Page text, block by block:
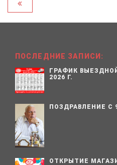
ПОСЛЕДНИЕ ЗАПИСИ:
ГРАФИК
2026 Г.
ПОЗДРАВЛЕНИЕ С
ОТКРЫТИЕ